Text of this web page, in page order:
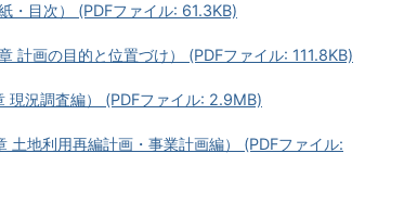
・目次） (PDFファイル: 61.3KB)
計画の目的と位置づけ） (PDFファイル: 111.8KB)
現況調査編） (PDFファイル: 2.9MB)
地利用再編計画・事業計画編） (PDFファイル: